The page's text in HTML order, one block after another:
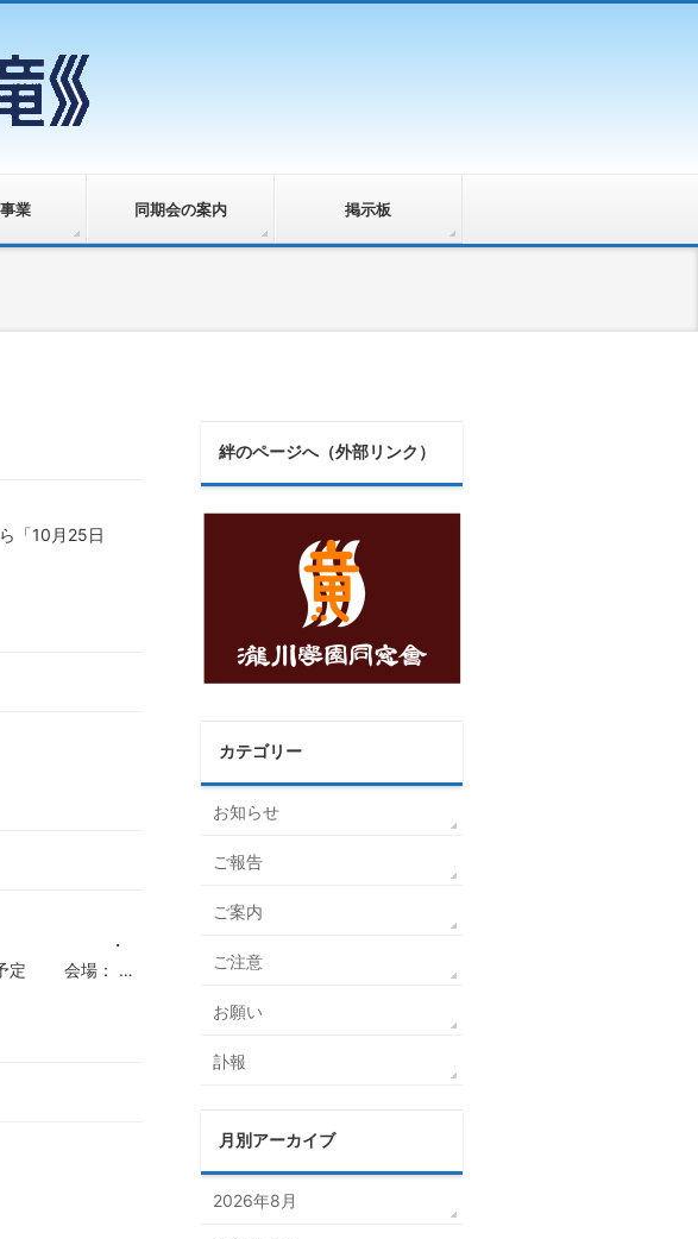
業 同期会の案内 掲示板
「10月25日
日（土） ・
会場： …
絆のページへ（外部リンク）
カテゴリー
お知らせ
ご報告
ご案内
ご注意
お願い
訃報
月別アーカイブ
2026年8月